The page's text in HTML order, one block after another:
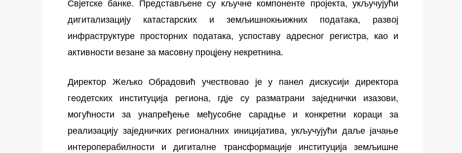
дигитализацију катастарских и земљишнокњижних података, развој
инфраструктуре просторних података, успоставу адресног регистра, као и
активности везане за масовну процјену некретнина.
Директор Жељко Обрадовић учествовао је у панел дискусији директора
геодетских институција региона, гдје су разматрани заједнички изазови,
могућности за унапређење међусобне сарадње и конкретни кораци за
реализацију заједничких регионалних иницијатива, укључујући даље јачање
интероперабилности и дигиталне трансформације институција земљишне